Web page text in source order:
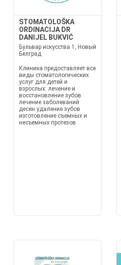
STOMATOLOŠKA
ORDINACIJA DR
DANIJEL BUKVIĆ
Бульвар искусства 1, Новый
Белград
Клиника предоставляет все
виды стоматологических
услуг для детей и
взрослых: лечение и
восстановление зубов
лечение заболеваний
десен удаление зубов
изготовление съемных и
несъемных протезов